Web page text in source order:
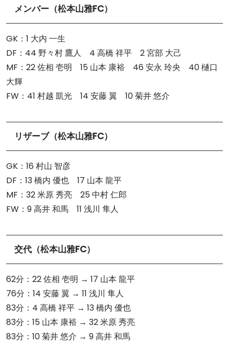
メンバー（松本山雅FC）
GK：1 大内 一生
DF：44 野々村 鷹人 4 高橋 祥平 2 宮部 大己
MF：22 佐相 壱明 15 山本 康裕 46 安永 玲央 40 樋口
大輝
FW：41 村越 凱光 14 安藤 翼 10 菊井 悠介
リザーブ（松本山雅FC）
GK：16 村山 智彦
DF：13 橋内 優也 17 山本 龍平
MF：32 米原 秀亮 25 中村 仁郎
FW：9 高井 和馬 11 浅川 隼人
交代（松本山雅FC）
62分：22 佐相 壱明 → 17 山本 龍平
76分：14 安藤 翼 → 11 浅川 隼人
83分：4 高橋 祥平 → 13 橋内 優也
83分：15 山本 康裕 → 32 米原 秀亮
83分：10 菊井 悠介 → 9 高井 和馬